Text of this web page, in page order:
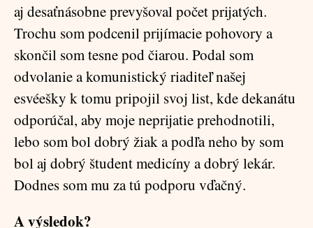
aj desaťnásobne prevyšoval počet prijatých.
Trochu som podcenil prijímacie pohovory a
skončil som tesne pod čiarou. Podal som
odvolanie a komunistický riaditeľ našej
esvéešky k tomu pripojil svoj list, kde dekanátu
odporúčal, aby moje neprijatie prehodnotili,
lebo som bol dobrý žiak a podľa neho by som
bol aj dobrý študent medicíny a dobrý lekár.
Dodnes som mu za tú podporu vďačný.
A výsledok?